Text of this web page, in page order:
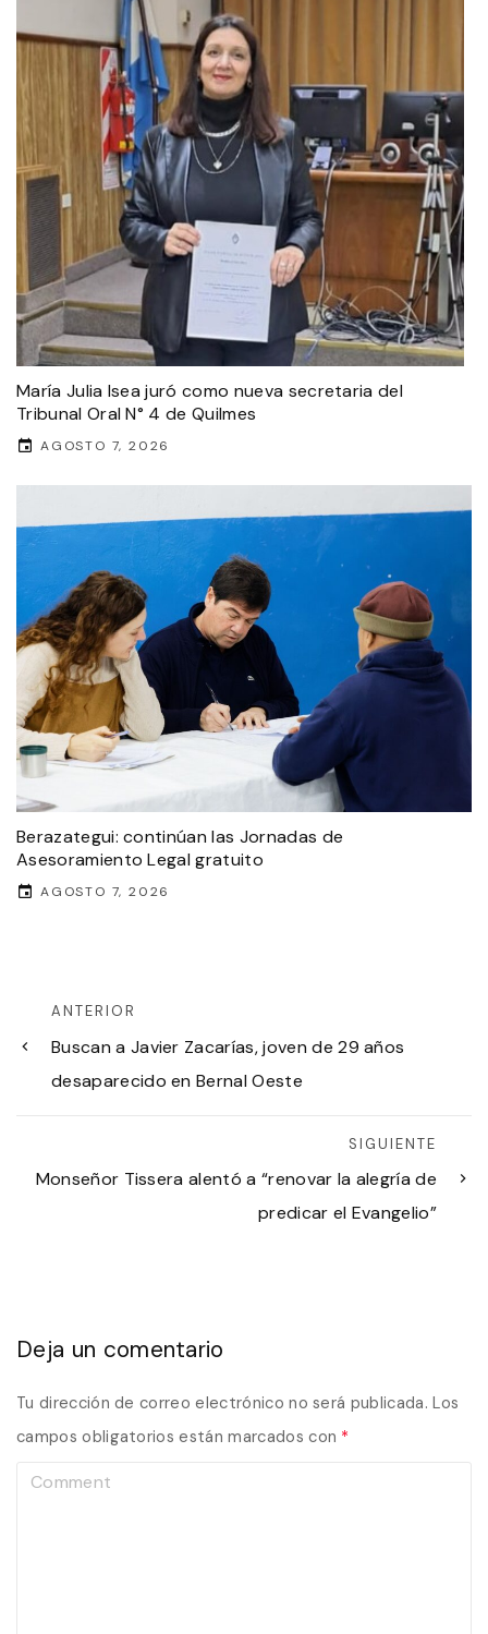
María Julia Isea juró como nueva secretaria del
Tribunal Oral N° 4 de Quilmes
AGOSTO 7, 2026
Berazategui: continúan las Jornadas de
Asesoramiento Legal gratuito
AGOSTO 7, 2026
ANTERIOR
Buscan a Javier Zacarías, joven de 29 años
desaparecido en Bernal Oeste
SIGUIENTE
Monseñor Tissera alentó a “renovar la alegría de
predicar el Evangelio”
Deja un comentario
Tu dirección de correo electrónico no será publicada. Los
campos obligatorios están marcados con *